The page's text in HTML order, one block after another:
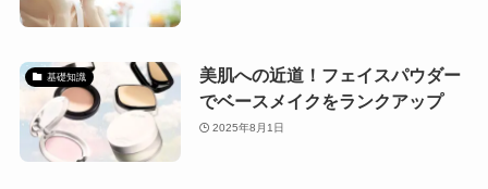
基礎知識
美肌への近道！フェイスパウダー
でベースメイクをランクアップ
2025年8月1日